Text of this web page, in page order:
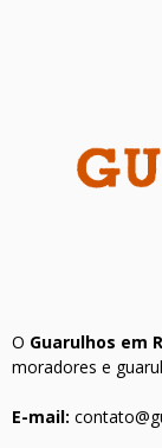
O Guarulhos em
moradores e
E-mail: